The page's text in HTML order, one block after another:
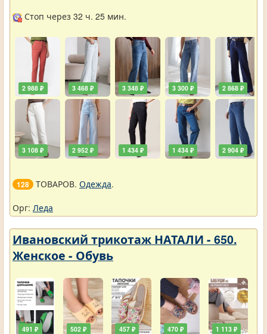
Стоп через 32 ч. 25 мин.
2 988 ₽
3 108 ₽
3 468 ₽
2 952 ₽
3 348 ₽
1 434 ₽
3 300 ₽
1 434 ₽
2 868 ₽
2 904 ₽
128 ТОВАРОВ. Одежда.
Орг: Леда
Ивановский трикотаж НАТАЛИ - 650.
Женское - Обувь
491 ₽ 502 ₽ 457 ₽ 470 ₽ 1 113 ₽